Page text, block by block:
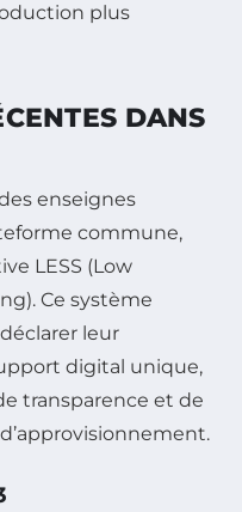
plus
DANS
enseignes
commune,
LESS (Low
Ce système
leur
digital unique,
transparence et de